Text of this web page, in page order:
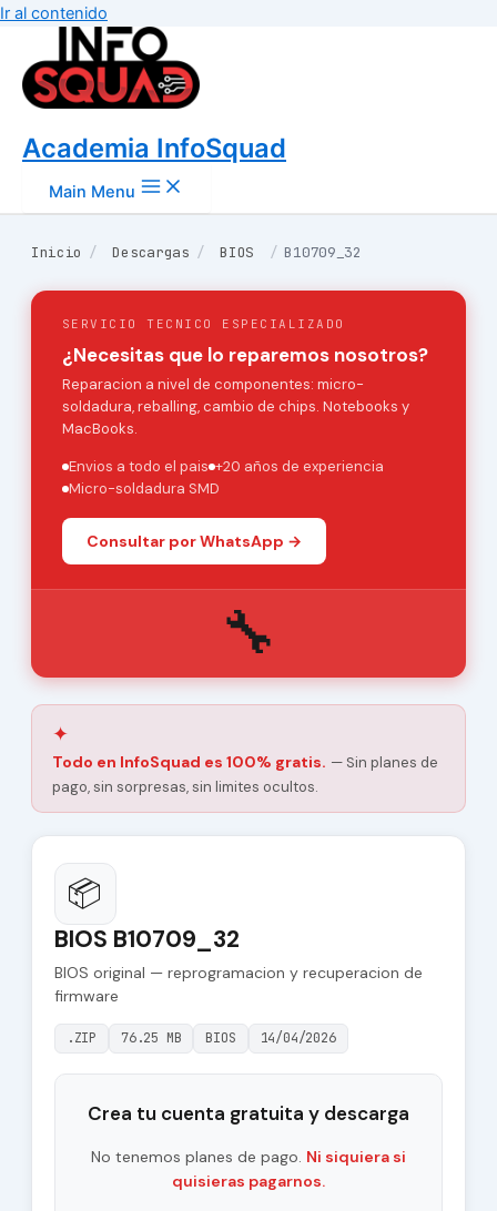
Ir al contenido
Academia InfoSquad
Main Menu
Inicio / Descargas / BIOS / B10709_32
SERVICIO TECNICO ESPECIALIZADO
¿Necesitas que lo reparemos nosotros?
Reparacion a nivel de componentes: micro-
soldadura, reballing, cambio de chips. Notebooks y
MacBooks.
Envios a todo el pais +20 años de experiencia
Micro-soldadura SMD
Consultar por WhatsApp →
🔧
✦
Todo en InfoSquad es 100% gratis. — Sin planes de
pago, sin sorpresas, sin limites ocultos.
📦
BIOS B10709_32
BIOS original — reprogramacion y recuperacion de
firmware
.ZIP 76.25 MB BIOS 14/04/2026
Crea tu cuenta gratuita y descarga
No tenemos planes de pago. Ni siquiera si
quisieras pagarnos.